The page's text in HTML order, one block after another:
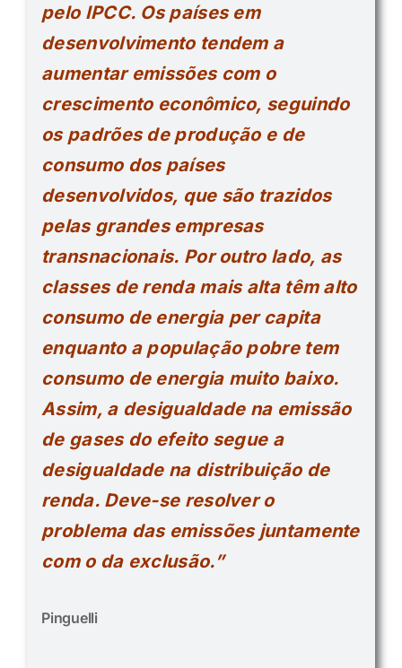
pelo IPCC. Os países em
desenvolvimento tendem a
aumentar emissões com o
crescimento econômico, seguindo
os padrões de produção e de
consumo dos países
desenvolvidos, que são trazidos
pelas grandes empresas
transnacionais. Por outro lado, as
classes de renda mais alta têm alto
consumo de energia per capita
enquanto a população pobre tem
consumo de energia muito baixo.
Assim, a desigualdade na emissão
de gases do efeito segue a
desigualdade na distribuição de
renda. Deve-se resolver o
problema das emissões juntamente
com o da exclusão.”
Pinguelli